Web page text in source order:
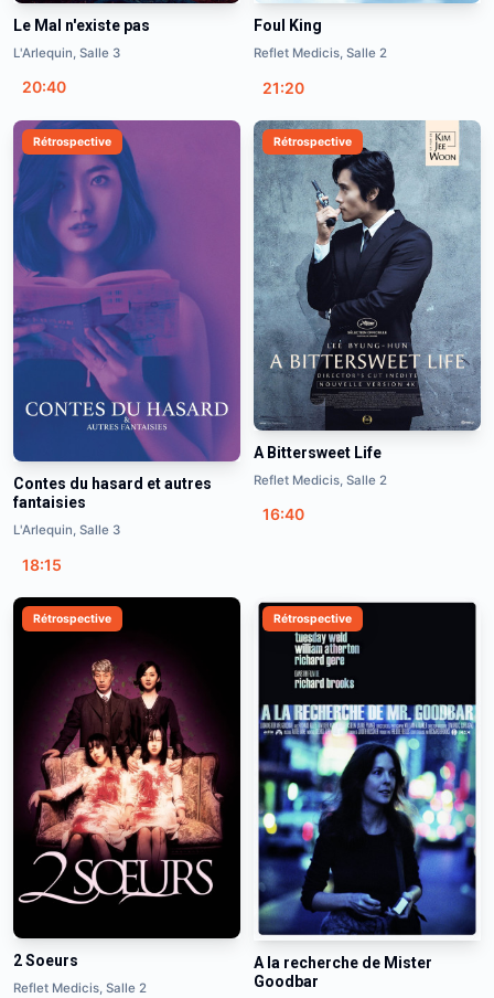
Le Mal n'existe pas
L'Arlequin, Salle 3
20:40
Foul King
Reflet Medicis, Salle 2
21:20
Rétrospective
Contes du hasard et autres
fantaisies
L'Arlequin, Salle 3
18:15
Rétrospective
A Bittersweet Life
Reflet Medicis, Salle 2
16:40
Rétrospective
2 Soeurs
Reflet Medicis, Salle 2
Rétrospective
A la recherche de Mister
Goodbar